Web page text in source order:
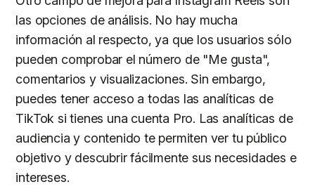
las opciones de análisis. No hay mucha
información al respecto, ya que los usuarios sólo
pueden comprobar el número de "Me gusta",
comentarios y visualizaciones. Sin embargo,
puedes tener acceso a todas las analíticas de
TikTok si tienes una cuenta Pro. Las analíticas de
audiencia y contenido te permiten ver tu público
objetivo y descubrir fácilmente sus necesidades e
intereses.